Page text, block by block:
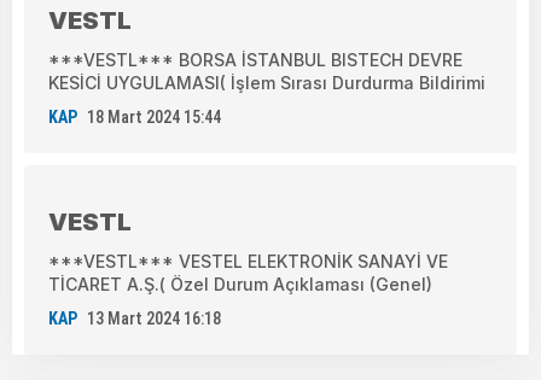
VESTL
***VESTL*** BORSA İSTANBUL BISTECH DEVRE
KESİCİ UYGULAMASI( İşlem Sırası Durdurma Bildirimi
KAP 18 Mart 2024 15:44
VESTL
***VESTL*** VESTEL ELEKTRONİK SANAYİ VE
TİCARET A.Ş.( Özel Durum Açıklaması (Genel)
KAP 13 Mart 2024 16:18